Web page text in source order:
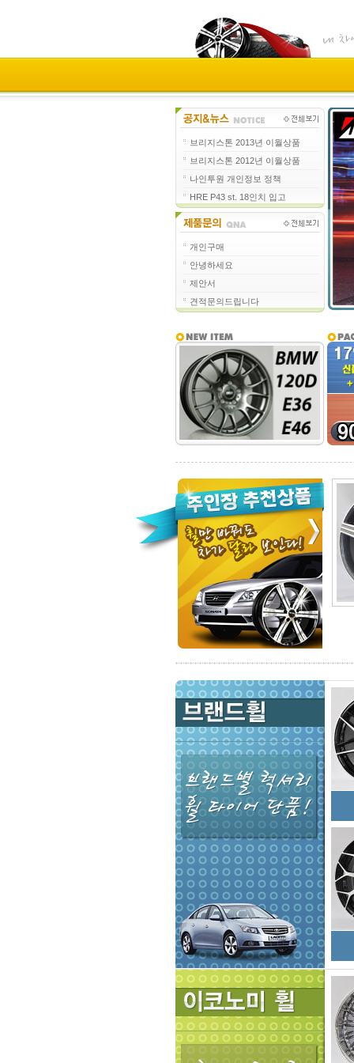
브리지스톤 2013년 이월상품
브리지스톤 2012년 이월상품
나인투원 개인정보 정책
HRE P43 st. 18인치 입고
개인구매
안녕하세요
제안서
견적문의드립니다